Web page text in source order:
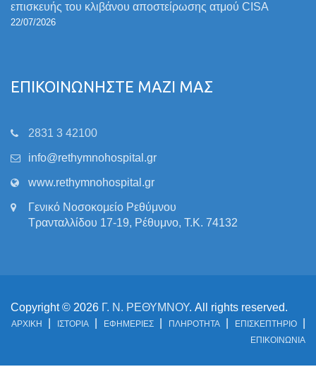
επισκευής του κλιβάνου αποστείρωσης ατμού CISA
22/07/2026
ΕΠΙΚΟΙΝΩΝΗΣΤΕ ΜΑΖΙ ΜΑΣ
2831 3 42100
info@rethymnohospital.gr
www.rethymnohospital.gr
Γενικό Νοσοκομείο Ρεθύμνου
Τρανταλλίδου 17-19, Ρέθυμνο, Τ.Κ. 74132
Copyright © 2026 Γ. Ν. ΡΕΘΥΜΝΟΥ. All rights reserved.
ΑΡΧΙΚΗ ΙΣΤΟΡΙΑ ΕΦΗΜΕΡΙΕΣ ΠΛΗΡΟΤΗΤΑ
ΕΠΙΣΚΕΠΤΗΡΙΟ
ΕΠΙΚΟΙΝΩΝΙΑ